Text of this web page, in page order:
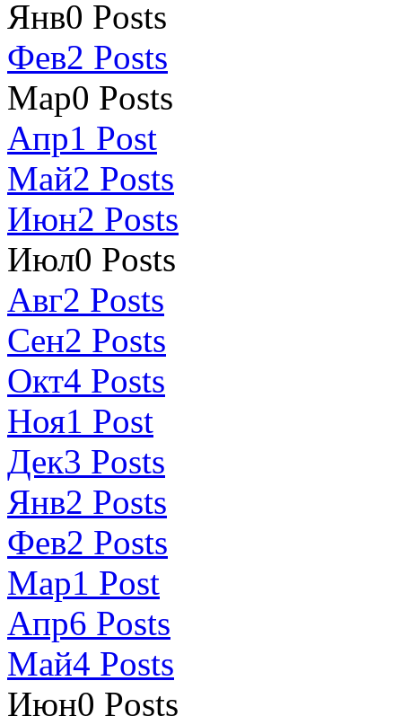
Янв0 Posts
Фев2 Posts
Мар0 Posts
Апр1 Post
Май2 Posts
Июн2 Posts
Июл0 Posts
Авг2 Posts
Сен2 Posts
Окт4 Posts
Ноя1 Post
Дек3 Posts
Янв2 Posts
Фев2 Posts
Мар1 Post
Апр6 Posts
Май4 Posts
Июн0 Posts